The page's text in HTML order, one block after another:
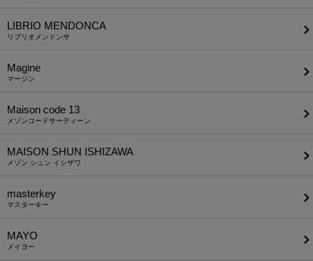
LIBRIO MENDONCA
リブリオメンドンサ
Magine
マージン
Maison code 13
メゾンコードサーティーン
MAISON SHUN ISHIZAWA
メゾン シュン イシザワ
masterkey
マスターキー
MAYO
メイヨー